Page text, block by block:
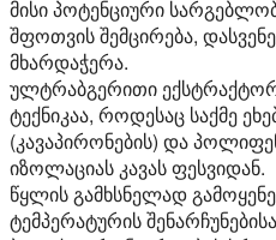
მისი პოტენციური
შფოთვის შემცირება,
მხარდაჭერა.
ულტრაბგერითი
ტექნიკაა, როდესაც საქმე
(კავაპირონების) და
იზოლაციას კავას ფესვიდან.
წყლის გამხსნელად
ტემპერატურის